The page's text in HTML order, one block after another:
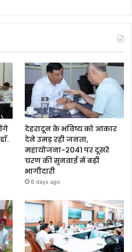
देहरादून के भविष्य को आकार
देने उमड़ रही जनता,
महायोजना-2041 पर दूसरे
चरण की सुनवाई में बढ़ी
भागीदारी
6 days ago